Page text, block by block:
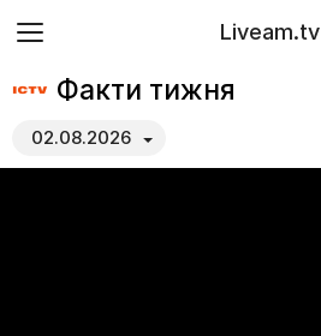
Liveam.tv
Факти тижня
02.08.2026